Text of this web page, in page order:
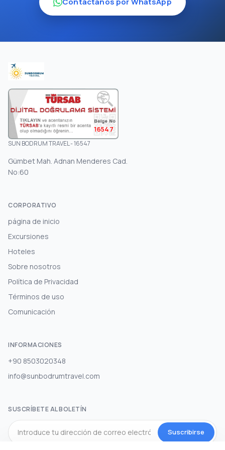
16547
SUN BODRUM TRAVEL - 16547
Gümbet Mah. Adnan Menderes Cad.
No:60
CORPORATIVO
página de inicio
Excursiones
Hoteles
Sobre nosotros
Política de Privacidad
Términos de uso
Comunicación
INFORMACIONES
+90 8503020348
info@sunbodrumtravel.com
SUSCRÍBETE AL BOLETÍN
Suscribirse